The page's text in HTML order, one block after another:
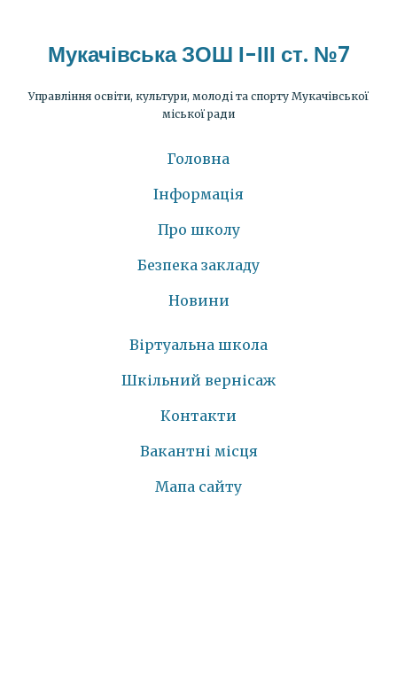
Мукачівська ЗОШ І-ІІІ ст. №7
Управління освіти, культури, молоді та спорту Мукачівської
міської ради
Головна
Інформація
Про школу
Безпека закладу
Новини
Віртуальна школа
Шкільний вернісаж
Контакти
Вакантні місця
Мапа сайту